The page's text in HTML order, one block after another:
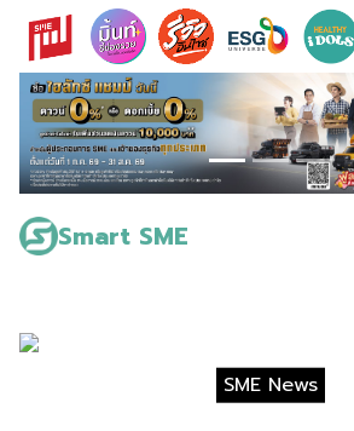
Skip
content
Smart SME
Search
for:
SME News